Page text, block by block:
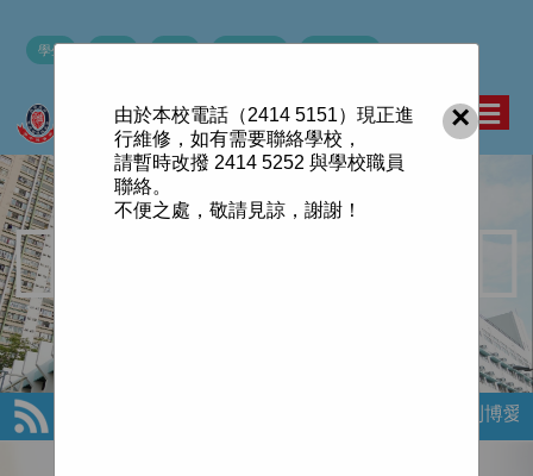
學生
歡迎來到博愛醫院
×
由於本校電話（2414 5151）現正進
行維修，如有需要聯絡學校，
請暫時改撥 2414 5252 與學校職員
聯絡。
不便之處，敬請見諒，謝謝！